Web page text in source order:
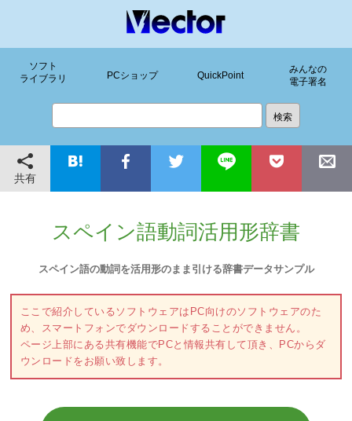
ソフト
ライブラリ
PCショップ QuickPoint
みんなの
電子署名
共有
スペイン語動詞活用形辞書
スペイン語の動詞を活用形のまま引ける辞書データサンプル
ここで紹介しているソフトウェアはPC向けのソフトウェアのた
め、スマートフォンでダウンロードすることができません。
ページ上部にある共有機能でPCと情報共有して頂き、PCからダ
ウンロードをお願い致します。